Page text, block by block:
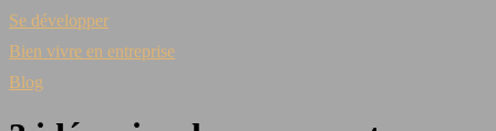
Se développer
Bien vivre en entreprise
Blog